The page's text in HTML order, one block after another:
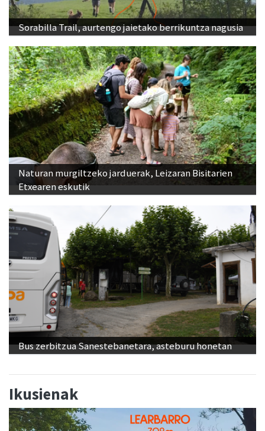
Sorabilla Trail, aurtengo jaietako berrikuntza nagusia
Naturan murgiltzeko jarduerak, Leizaran Bisitarien
Etxearen eskutik
Bus zerbitzua Sanestebanetara, asteburu honetan
Ikusienak